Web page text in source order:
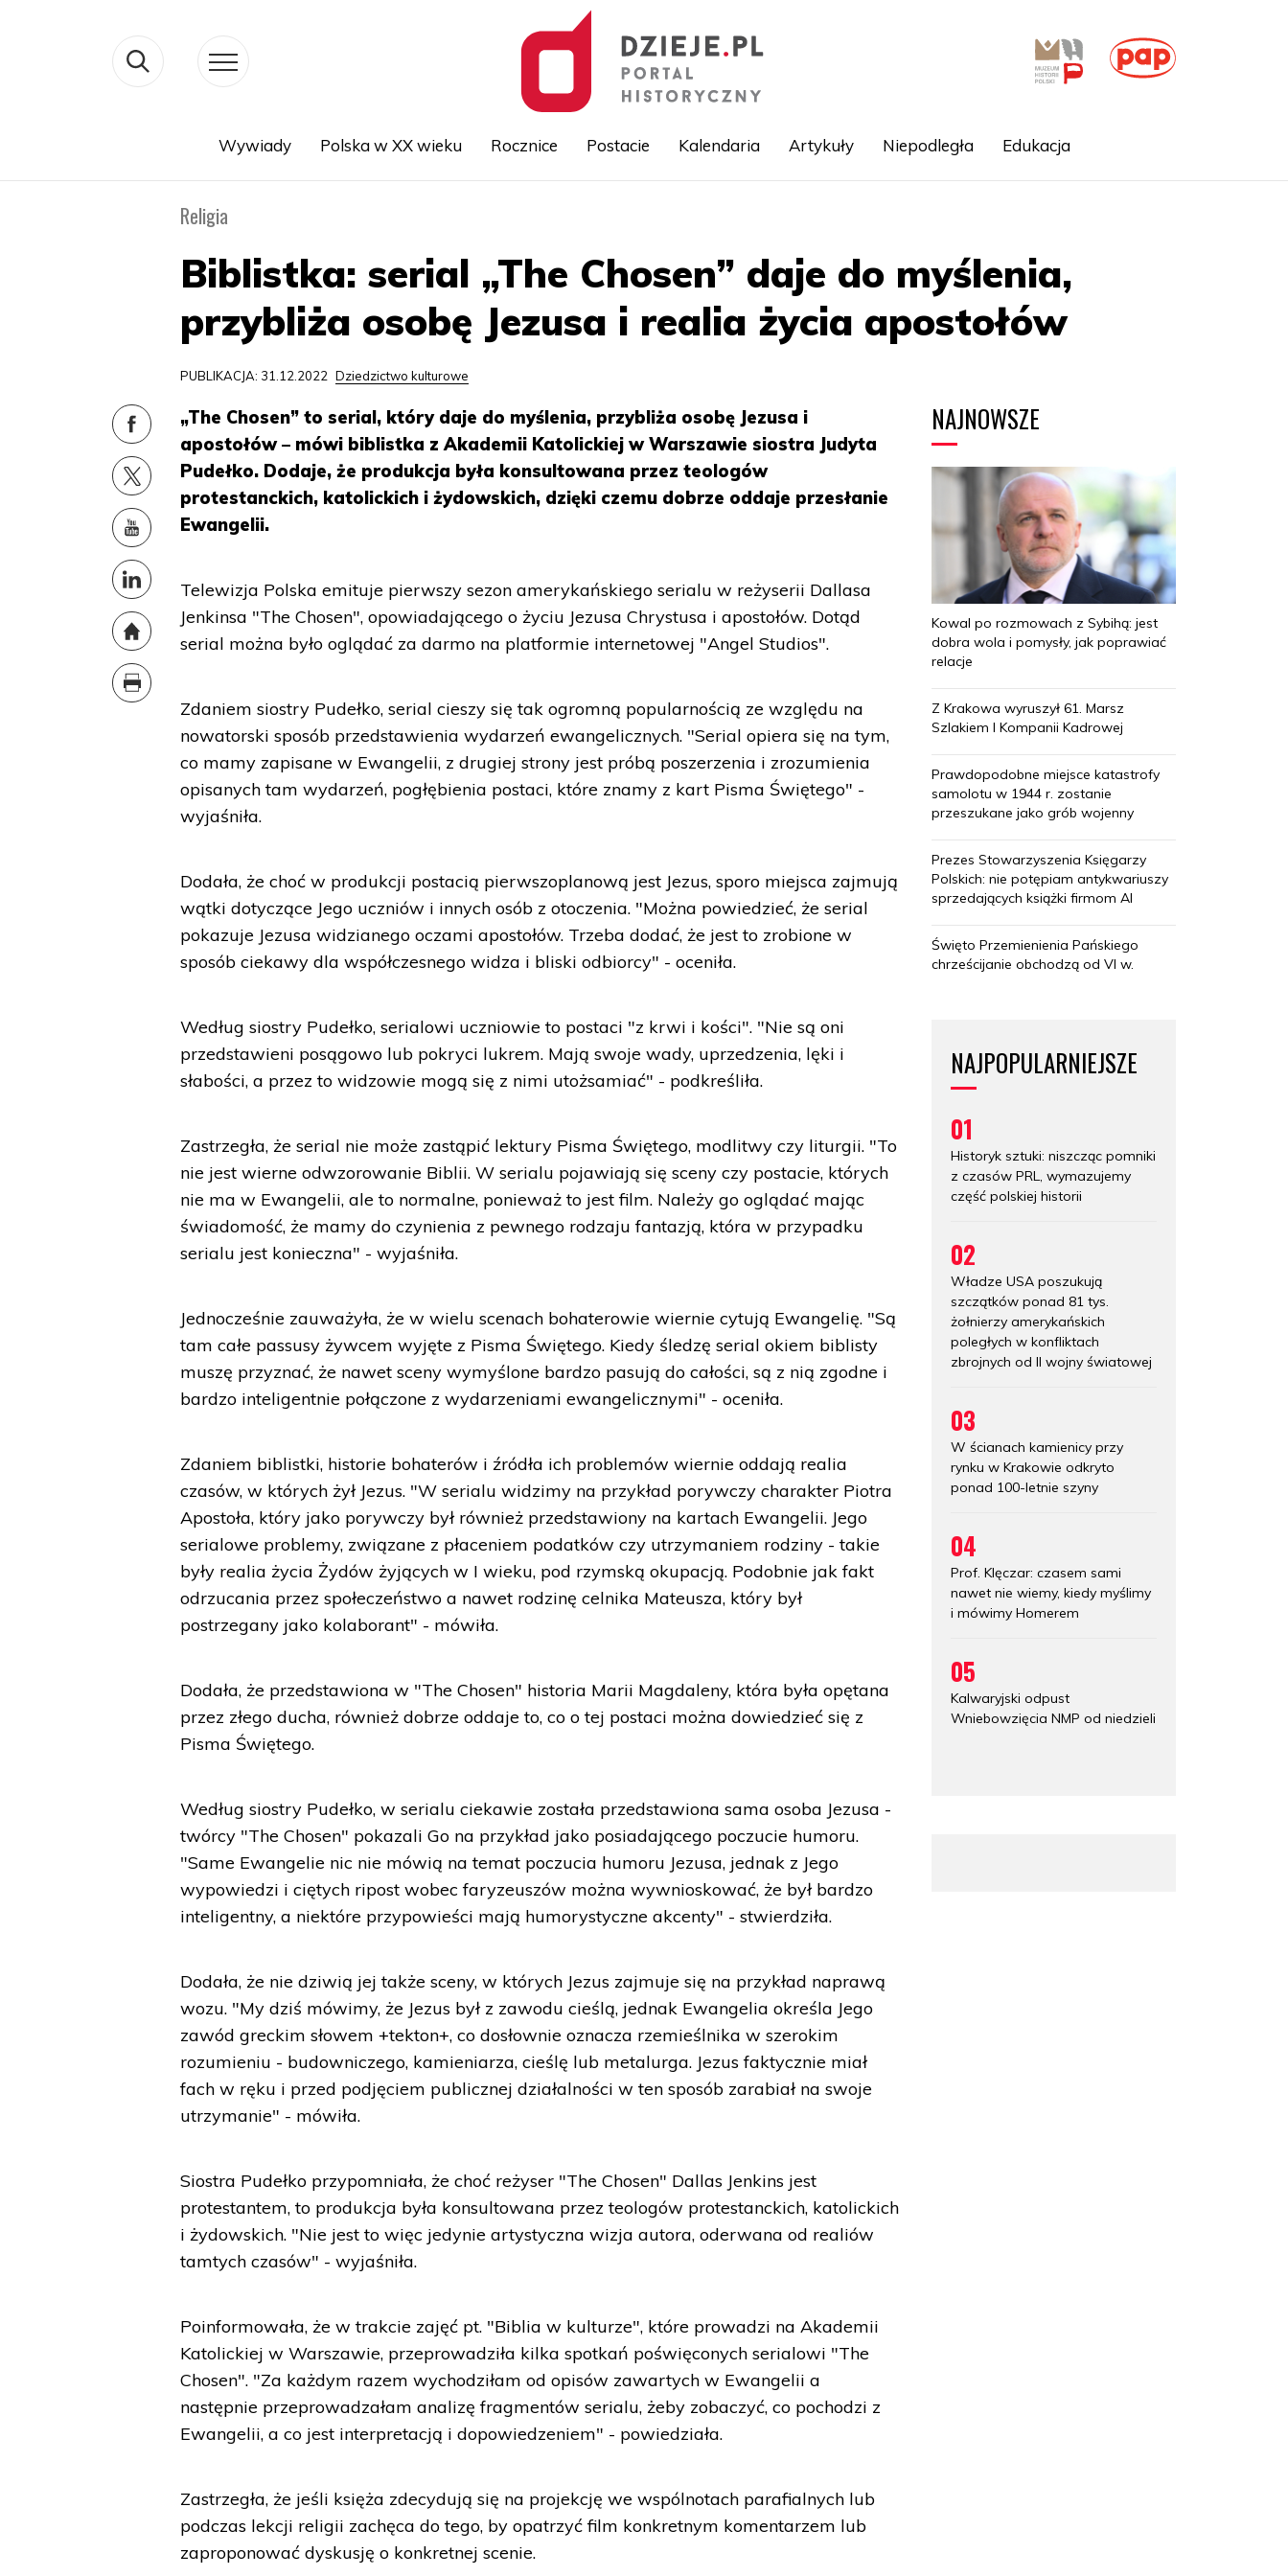
Wywiady Polska w XX wieku Rocznice Postacie Kalendaria Artykuły Niepodległa Edukacja
Religia
Biblistka: serial „The Chosen” daje do myślenia,
przybliża osobę Jezusa i realia życia apostołów
PUBLIKACJA: 31.12.2022 Dziedzictwo kulturowe
„The Chosen” to serial, który daje do myślenia, przybliża osobę Jezusa i
apostołów – mówi biblistka z Akademii Katolickiej w Warszawie siostra Judyta
Pudełko. Dodaje, że produkcja była konsultowana przez teologów
protestanckich, katolickich i żydowskich, dzięki czemu dobrze oddaje przesłanie
Ewangelii.
Telewizja Polska emituje pierwszy sezon amerykańskiego serialu w reżyserii Dallasa
Jenkinsa "The Chosen", opowiadającego o życiu Jezusa Chrystusa i apostołów. Dotąd
serial można było oglądać za darmo na platformie internetowej "Angel Studios".
Zdaniem siostry Pudełko, serial cieszy się tak ogromną popularnością ze względu na
nowatorski sposób przedstawienia wydarzeń ewangelicznych. "Serial opiera się na tym,
co mamy zapisane w Ewangelii, z drugiej strony jest próbą poszerzenia i zrozumienia
opisanych tam wydarzeń, pogłębienia postaci, które znamy z kart Pisma Świętego" -
wyjaśniła.
Dodała, że choć w produkcji postacią pierwszoplanową jest Jezus, sporo miejsca zajmują
wątki dotyczące Jego uczniów i innych osób z otoczenia. "Można powiedzieć, że serial
pokazuje Jezusa widzianego oczami apostołów. Trzeba dodać, że jest to zrobione w
sposób ciekawy dla współczesnego widza i bliski odbiorcy" - oceniła.
Według siostry Pudełko, serialowi uczniowie to postaci "z krwi i kości". "Nie są oni
przedstawieni posągowo lub pokryci lukrem. Mają swoje wady, uprzedzenia, lęki i
słabości, a przez to widzowie mogą się z nimi utożsamiać" - podkreśliła.
Zastrzegła, że serial nie może zastąpić lektury Pisma Świętego, modlitwy czy liturgii. "To
nie jest wierne odwzorowanie Biblii. W serialu pojawiają się sceny czy postacie, których
nie ma w Ewangelii, ale to normalne, ponieważ to jest film. Należy go oglądać mając
świadomość, że mamy do czynienia z pewnego rodzaju fantazją, która w przypadku
serialu jest konieczna" - wyjaśniła.
Jednocześnie zauważyła, że w wielu scenach bohaterowie wiernie cytują Ewangelię. "Są
tam całe passusy żywcem wyjęte z Pisma Świętego. Kiedy śledzę serial okiem biblisty
muszę przyznać, że nawet sceny wymyślone bardzo pasują do całości, są z nią zgodne i
bardzo inteligentnie połączone z wydarzeniami ewangelicznymi" - oceniła.
Zdaniem biblistki, historie bohaterów i źródła ich problemów wiernie oddają realia
czasów, w których żył Jezus. "W serialu widzimy na przykład porywczy charakter Piotra
Apostoła, który jako porywczy był również przedstawiony na kartach Ewangelii. Jego
serialowe problemy, związane z płaceniem podatków czy utrzymaniem rodziny - takie
były realia życia Żydów żyjących w I wieku, pod rzymską okupacją. Podobnie jak fakt
odrzucania przez społeczeństwo a nawet rodzinę celnika Mateusza, który był
postrzegany jako kolaborant" - mówiła.
Dodała, że przedstawiona w "The Chosen" historia Marii Magdaleny, która była opętana
przez złego ducha, również dobrze oddaje to, co o tej postaci można dowiedzieć się z
Pisma Świętego.
Według siostry Pudełko, w serialu ciekawie została przedstawiona sama osoba Jezusa -
twórcy "The Chosen" pokazali Go na przykład jako posiadającego poczucie humoru.
"Same Ewangelie nic nie mówią na temat poczucia humoru Jezusa, jednak z Jego
wypowiedzi i ciętych ripost wobec faryzeuszów można wywnioskować, że był bardzo
inteligentny, a niektóre przypowieści mają humorystyczne akcenty" - stwierdziła.
Dodała, że nie dziwią jej także sceny, w których Jezus zajmuje się na przykład naprawą
wozu. "My dziś mówimy, że Jezus był z zawodu cieślą, jednak Ewangelia określa Jego
zawód greckim słowem +tekton+, co dosłownie oznacza rzemieślnika w szerokim
rozumieniu - budowniczego, kamieniarza, cieślę lub metalurga. Jezus faktycznie miał
fach w ręku i przed podjęciem publicznej działalności w ten sposób zarabiał na swoje
utrzymanie" - mówiła.
Siostra Pudełko przypomniała, że choć reżyser "The Chosen" Dallas Jenkins jest
protestantem, to produkcja była konsultowana przez teologów protestanckich, katolickich
i żydowskich. "Nie jest to więc jedynie artystyczna wizja autora, oderwana od realiów
tamtych czasów" - wyjaśniła.
Poinformowała, że w trakcie zajęć pt. "Biblia w kulturze", które prowadzi na Akademii
Katolickiej w Warszawie, przeprowadziła kilka spotkań poświęconych serialowi "The
Chosen". "Za każdym razem wychodziłam od opisów zawartych w Ewangelii a
następnie przeprowadzałam analizę fragmentów serialu, żeby zobaczyć, co pochodzi z
Ewangelii, a co jest interpretacją i dopowiedzeniem" - powiedziała.
Zastrzegła, że jeśli księża zdecydują się na projekcję we wspólnotach parafialnych lub
podczas lekcji religii zachęca do tego, by opatrzyć film konkretnym komentarzem lub
zaproponować dyskusję o konkretnej scenie.
NAJNOWSZE
Kowal po rozmowach z Sybihą: jest
dobra wola i pomysły, jak poprawiać
relacje
Z Krakowa wyruszył 61. Marsz
Szlakiem I Kompanii Kadrowej
Prawdopodobne miejsce katastrofy
samolotu w 1944 r. zostanie
przeszukane jako grób wojenny
Prezes Stowarzyszenia Księgarzy
Polskich: nie potępiam antykwariuszy
sprzedających książki firmom AI
Święto Przemienienia Pańskiego
chrześcijanie obchodzą od VI w.
NAJPOPULARNIEJSZE
01
Historyk sztuki: niszcząc pomniki
z czasów PRL, wymazujemy
część polskiej historii
02
Władze USA poszukują
szczątków ponad 81 tys.
żołnierzy amerykańskich
poległych w konfliktach
zbrojnych od II wojny światowej
03
W ścianach kamienicy przy
rynku w Krakowie odkryto
ponad 100-letnie szyny
04
Prof. Klęczar: czasem sami
nawet nie wiemy, kiedy myślimy
i mówimy Homerem
05
Kalwaryjski odpust
Wniebowzięcia NMP od niedzieli